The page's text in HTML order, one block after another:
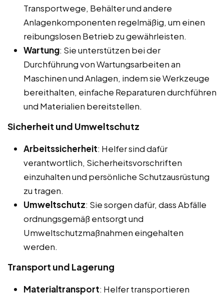
Transportwege, Behälter und andere
Anlagenkomponenten regelmäßig, um einen
reibungslosen Betrieb zu gewährleisten.
Wartung: Sie unterstützen bei der
Durchführung von Wartungsarbeiten an
Maschinen und Anlagen, indem sie Werkzeuge
bereithalten, einfache Reparaturen durchführen
und Materialien bereitstellen.
Sicherheit und Umweltschutz
Arbeitssicherheit: Helfer sind dafür
verantwortlich, Sicherheitsvorschriften
einzuhalten und persönliche Schutzausrüstung
zu tragen.
Umweltschutz: Sie sorgen dafür, dass Abfälle
ordnungsgemäß entsorgt und
Umweltschutzmaßnahmen eingehalten
werden.
Transport und Lagerung
Materialtransport: Helfer transportieren